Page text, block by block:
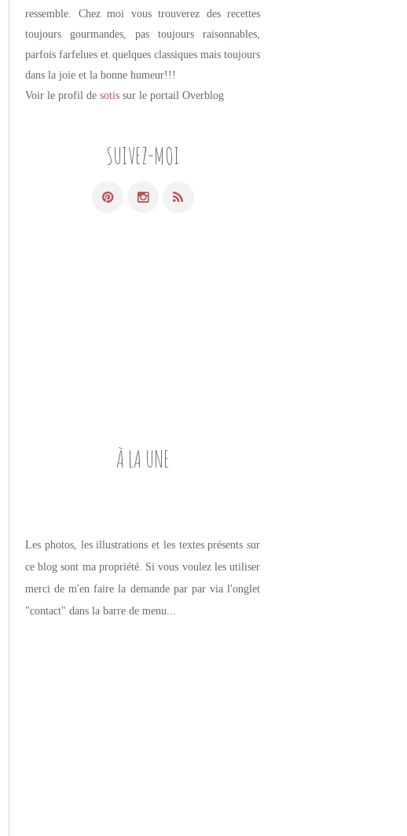
SUIVEZ-MOI
ressemble. Chez moi vous trouverez des recettes
toujours gourmandes, pas toujours raisonnables,
parfois farfelues et quelques classiques mais toujours
dans la joie et la bonne humeur!!!
Voir le profil de sotis sur le portail Overblog
À LA UNE
Les photos, les illustrations et les textes présents sur
ce blog sont ma propriété. Si vous voulez les utiliser
merci de m'en faire la demande par par via l'onglet
"contact" dans la barre de menu...